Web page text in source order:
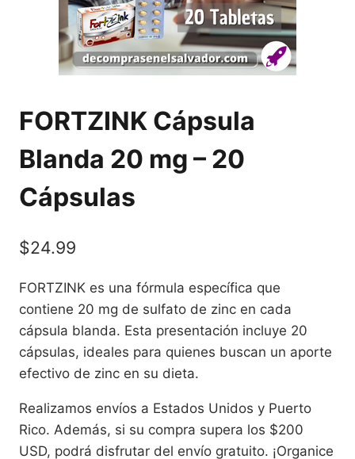
FORTZINK Cápsula
Blanda 20 mg – 20
Cápsulas
$24.99
FORTZINK es una fórmula específica que
contiene 20 mg de sulfato de zinc en cada
cápsula blanda. Esta presentación incluye 20
cápsulas, ideales para quienes buscan un aporte
efectivo de zinc en su dieta.
Realizamos envíos a Estados Unidos y Puerto
Rico. Además, si su compra supera los $200
USD, podrá disfrutar del envío gratuito. ¡Organice